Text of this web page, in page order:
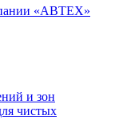
«АВТЕХ»
и зон
чистых